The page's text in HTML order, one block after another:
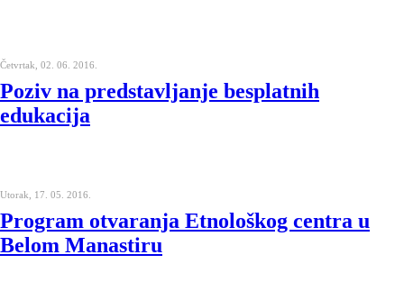
Četvrtak, 02. 06. 2016.
Poziv na predstavljanje besplatnih
edukacija
Utorak, 17. 05. 2016.
Program otvaranja Etnološkog centra u
Belom Manastiru